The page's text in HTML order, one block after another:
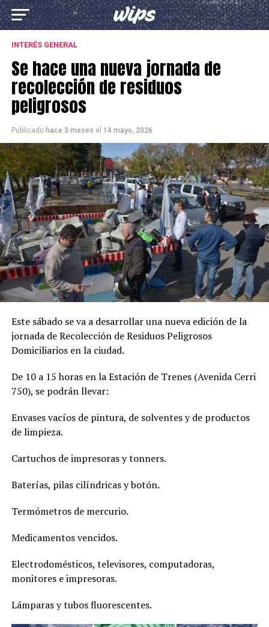
INTERÉS GENERAL
Se hace una nueva jornada de
recolección de residuos
peligrosos
Publicado hace 3 meses el 14 mayo, 2026
Este sábado se va a desarrollar una nueva edición de la
jornada de Recolección de Residuos Peligrosos
Domiciliarios en la ciudad.
De 10 a 15 horas en la Estación de Trenes (Avenida Cerri
750), se podrán llevar:
Envases vacíos de pintura, de solventes y de productos
de limpieza.
Cartuchos de impresoras y tonners.
Baterías, pilas cilíndricas y botón.
Termómetros de mercurio.
Medicamentos vencidos.
Electrodomésticos, televisores, computadoras,
monitores e impresoras.
Lámparas y tubos fluorescentes.